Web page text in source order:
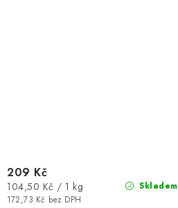
Skladem
172,73 Kč bez DPH
209 Kč
Měrná
cena:
104,50 Kč / 1 kg